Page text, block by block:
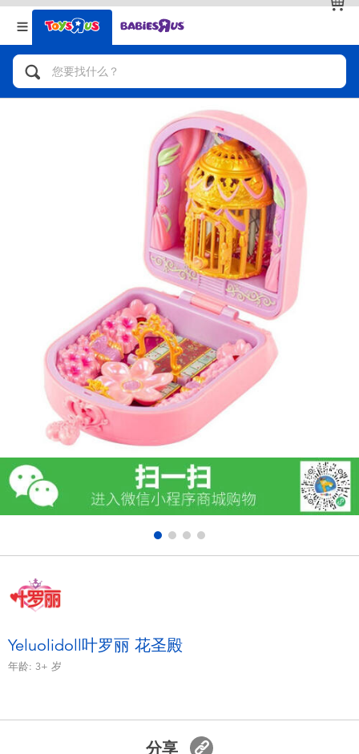
返回
分类目录
人气英雄，角色扮演，射击玩具
自行车，滑板车，骑乘车
拼砌组合及乐高LEGO
玩具车，货车，火车及遥控系列
手工艺，文具，蜡笔，泥胶，画板
娃娃，芭比，收藏公仔
电子玩具
游戏及拼图系列
益智学习玩具
户外及运动产品
模仿，化妆及造型系列
毛绒公仔玩具
返回
品牌
查看全部
Yeluolidoll叶罗丽 花圣殿
年龄: 3+ 岁
分享